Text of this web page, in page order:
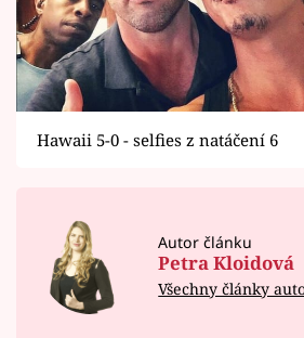
Hawaii 5-0 - selfies z natáčení 6
Autor článku
Petra Kloidová
Všechny články